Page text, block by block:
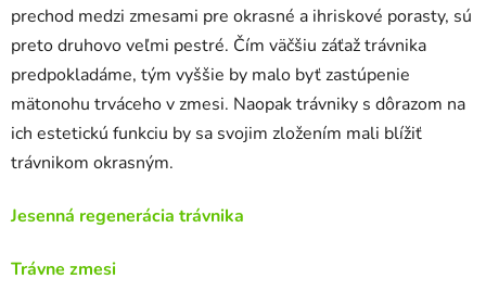
prechod medzi zmesami pre okrasné a ihriskové porasty, sú
preto druhovo veľmi pestré. Čím väčšiu záťaž trávnika
predpokladáme, tým vyššie by malo byť zastúpenie
mätonohu trváceho v zmesi. Naopak trávniky s dôrazom na
ich estetickú funkciu by sa svojim zložením mali blížiť
trávnikom okrasným.
Jesenná regenerácia trávnika
Trávne zmesi